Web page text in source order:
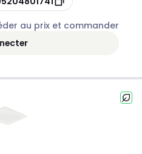
au prix et commander